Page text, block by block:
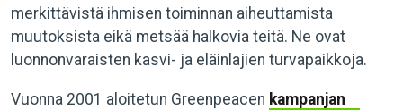
merkittävistä ihmisen toiminnan aiheuttamista
muutoksista eikä metsää halkovia teitä. Ne ovat
luonnonvaraisten kasvi- ja eläinlajien turvapaikkoja.
Vuonna 2001 aloitetun Greenpeacen kampanjan